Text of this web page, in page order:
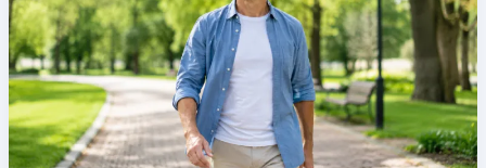
arbuste
décoratif
chez
vous
?